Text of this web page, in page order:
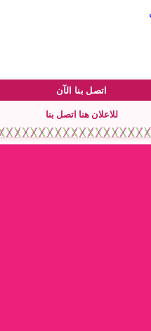
اتصل بنا الآن
للاعلان هنا اتصل بنا